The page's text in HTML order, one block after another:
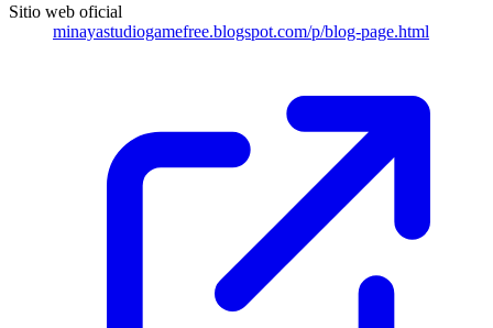
Sitio web oficial
minayastudiogamefree.blogspot.com/p/blog-page.html